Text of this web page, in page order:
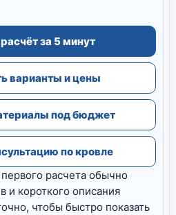
за 5 минут
варианты и цены
под бюджет
по кровле
расчета обычно
и короткого описания
чтобы быстро показать